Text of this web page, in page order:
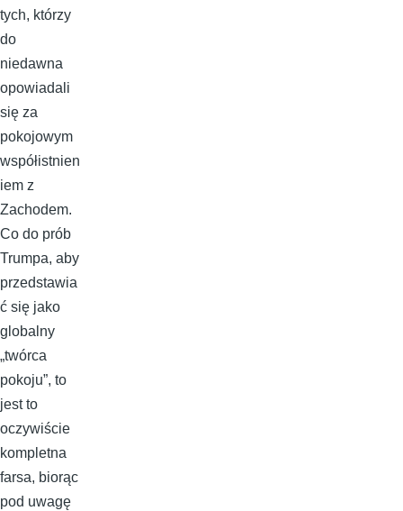
tych, którzy
do
niedawna
opowiadali
się za
pokojowym
współistnien
iem z
Zachodem.
Co do prób
Trumpa, aby
przedstawia
ć się jako
globalny
„twórca
pokoju”, to
jest to
oczywiście
kompletna
farsa, biorąc
pod uwagę